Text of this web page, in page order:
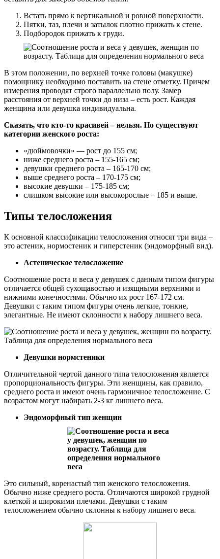
Встать прямо к вертикальной и ровной поверхности.
Пятки, таз, плечи и затылок плотно прижать к стене.
Подбородок прижать к груди.
В этом положении, по верхней точке головы (макушке)
помощнику необходимо поставить на стене отметку. Причем
измерения проводят строго параллельно полу. Замер
расстояния от верхней точки до низа – есть рост. Каждая
женщина или девушка индивидуальна.
Сказать, что кто-то красивей – нельзя. Но существуют
категории женского роста:
«дюймовочки» — рост до 155 см;
ниже среднего роста – 155-165 см;
девушки среднего роста – 165-170 см;
выше среднего роста – 170-175 см;
высокие девушки – 175-185 см;
слишком высокие или высокорослые – 185 и выше.
Типы телосложения
К основной классификации телосложения относят три вида –
это астеник, нормостеник и гиперстеник (эндоморфный вид).
Астеническое телосложение
Соотношение роста и веса у девушек с данным типом фигуры
отличается общей сухощавостью и изящными верхними и
нижними конечностями. Обычно их рост 167-172 см.
Девушки с таким типом фигуры очень легкие, тонкие,
элегантные. Не имеют склонности к набору лишнего веса.
Девушки нормстеники
Отличительной чертой данного типа телосложения является
пропорциональность фигуры. Эти женщины, как правило,
среднего роста и имеют очень гармоничное телосложение. С
возрастом могут набирать 2-3 кг лишнего веса.
Эндоморфный тип женщин
Это сильный, коренастый тип женского телосложения.
Обычно ниже среднего роста. Отличаются широкой грудной
клеткой и широкими плечами. Девушки с таким
телосложением обычно склонны к набору лишнего веса.